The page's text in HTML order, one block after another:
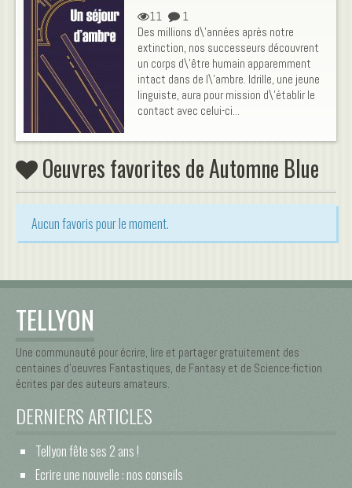
11
1
Des millions d\'années après notre
extinction, nos successeurs découvrent
un corps d\'être humain apparemment
intact dans de l\'ambre. Idrille, une jeune
linguiste, aura pour mission d\'établir le
contact avec celui-ci...
Oeuvres favorites de Automne Blue
Aucun favoris pour le moment.
TELLYON
Une communauté pour écrire, lire et partager gratuitement des
centaines d’oeuvres Fantastiques, de Fantasy et de Science-fiction
écrites par des auteurs amateurs.
DERNIERS ARTICLES
Tellyon fête ses 2 ans !
Ecrire une nouvelle : nos conseils